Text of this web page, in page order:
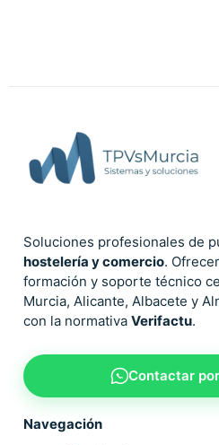
Soluciones profesionales de
hostelería y comercio.
formación y soporte técnico
Murcia, Alicante, Albacete y
con la normativa Verifactu.
Contactar
Navegación